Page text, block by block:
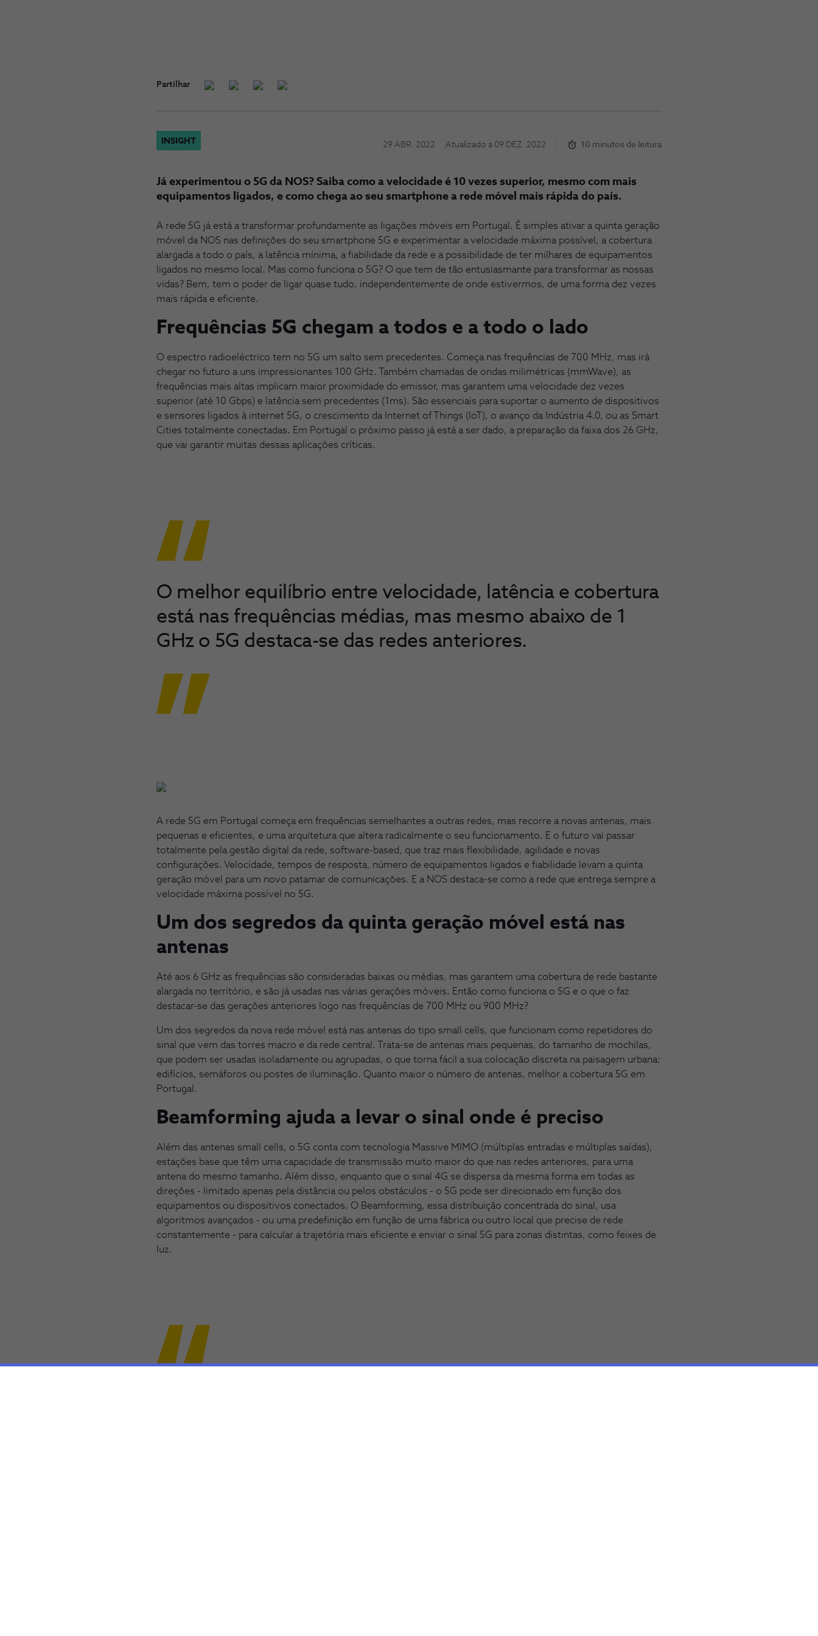
Partilhar
INSIGHT 29 ABR. 2022 Atualizado a 09 DEZ. 2022 10 minutos de leitura
Já experimentou o 5G da NOS? Saiba como a velocidade é 10 vezes superior, mesmo com mais
equipamentos ligados, e como chega ao seu smartphone a rede móvel mais rápida do país.
A rede 5G já está a transformar profundamente as ligações móveis em Portugal. É simples ativar a quinta geração
móvel da NOS nas definições do seu smartphone 5G e experimentar a velocidade máxima possível, a cobertura
alargada a todo o país, a latência mínima, a fiabilidade da rede e a possibilidade de ter milhares de equipamentos
ligados no mesmo local. Mas como funciona o 5G? O que tem de tão entusiasmante para transformar as nossas
vidas? Bem, tem o poder de ligar quase tudo, independentemente de onde estivermos, de uma forma dez vezes
mais rápida e eficiente.
Frequências 5G chegam a todos e a todo o lado
O espectro radioeléctrico tem no 5G um salto sem precedentes. Começa nas frequências de 700 MHz, mas irá
chegar no futuro a uns impressionantes 100 GHz. Também chamadas de ondas milimétricas (mmWave), as
frequências mais altas implicam maior proximidade do emissor, mas garantem uma velocidade dez vezes
superior (até 10 Gbps) e latência sem precedentes (1ms). São essenciais para suportar o aumento de dispositivos
e sensores ligados à internet 5G, o crescimento da Internet of Things (IoT), o avanço da Indústria 4.0, ou as Smart
Cities totalmente conectadas. Em Portugal o próximo passo já está a ser dado, a preparação da faixa dos 26 GHz,
que vai garantir muitas dessas aplicações críticas.
O melhor equilíbrio entre velocidade, latência e cobertura
está nas frequências médias, mas mesmo abaixo de 1
GHz o 5G destaca-se das redes anteriores.
A rede 5G em Portugal começa em frequências semelhantes a outras redes, mas recorre a novas antenas, mais
pequenas e eficientes, e uma arquitetura que altera radicalmente o seu funcionamento. E o futuro vai passar
totalmente pela gestão digital da rede, software-based, que traz mais flexibilidade, agilidade e novas
configurações. Velocidade, tempos de resposta, número de equipamentos ligados e fiabilidade levam a quinta
geração móvel para um novo patamar de comunicações. E a NOS destaca-se como a rede que entrega sempre a
velocidade máxima possível no 5G.
Um dos segredos da quinta geração móvel está nas
antenas
Até aos 6 GHz as frequências são consideradas baixas ou médias, mas garantem uma cobertura de rede bastante
alargada no território, e são já usadas nas várias gerações móveis. Então como funciona o 5G e o que o faz
destacar-se das gerações anteriores logo nas frequências de 700 MHz ou 900 MHz?
Um dos segredos da nova rede móvel está nas antenas do tipo small cells, que funcionam como repetidores do
sinal que vem das torres macro e da rede central. Trata-se de antenas mais pequenas, do tamanho de mochilas,
que podem ser usadas isoladamente ou agrupadas, o que torna fácil a sua colocação discreta na paisagem urbana:
edifícios, semáforos ou postes de iluminação. Quanto maior o número de antenas, melhor a cobertura 5G em
Portugal.
Beamforming ajuda a levar o sinal onde é preciso
Além das antenas small cells, o 5G conta com tecnologia Massive MIMO (múltiplas entradas e múltiplas saídas),
estações base que têm uma capacidade de transmissão muito maior do que nas redes anteriores, para uma
antena do mesmo tamanho. Além disso, enquanto que o sinal 4G se dispersa da mesma forma em todas as
direções - limitado apenas pela distância ou pelos obstáculos - o 5G pode ser direcionado em função dos
equipamentos ou dispositivos conectados. O Beamforming, essa distribuição concentrada do sinal, usa
algoritmos avançados - ou uma predefinição em função de uma fábrica ou outro local que precise de rede
constantemente - para calcular a trajetória mais eficiente e enviar o sinal 5G para zonas distintas, como feixes de
luz.